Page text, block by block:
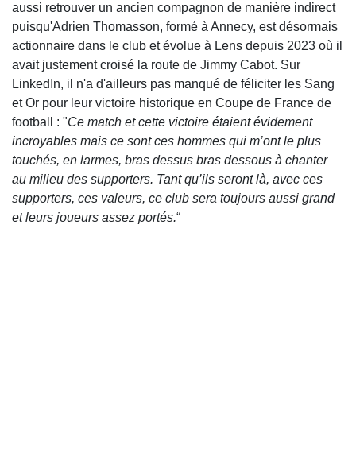
aussi retrouver un ancien compagnon de manière indirect
puisqu'Adrien Thomasson, formé à Annecy, est désormais
actionnaire dans le club et évolue à Lens depuis 2023 où il
avait justement croisé la route de Jimmy Cabot. Sur
LinkedIn, il n'a d'ailleurs pas manqué de féliciter les Sang
et Or pour leur victoire historique en Coupe de France de
football : "Ce match et cette victoire étaient évidement
incroyables mais ce sont ces hommes qui m’ont le plus
touchés, en larmes, bras dessus bras dessous à chanter
au milieu des supporters. Tant qu’ils seront là, avec ces
supporters, ces valeurs, ce club sera toujours aussi grand
et leurs joueurs assez portés.“